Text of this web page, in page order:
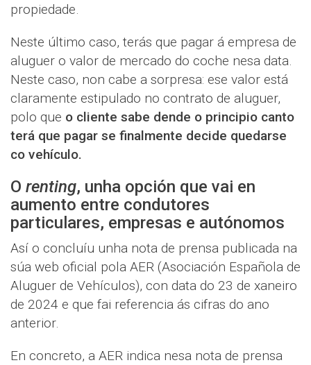
propiedade.
Neste último caso, terás que pagar á empresa de
aluguer o valor de mercado do coche nesa data.
Neste caso, non cabe a sorpresa: ese valor está
claramente estipulado no contrato de aluguer,
polo que o cliente sabe dende o principio canto
terá que pagar se finalmente decide quedarse
co vehículo.
O renting, unha opción que vai en
aumento entre condutores
particulares, empresas e autónomos
Así o concluíu unha nota de prensa publicada na
súa web oficial pola AER (Asociación Española de
Aluguer de Vehículos), con data do 23 de xaneiro
de 2024 e que fai referencia ás cifras do ano
anterior.
En concreto, a AER indica nesa nota de prensa